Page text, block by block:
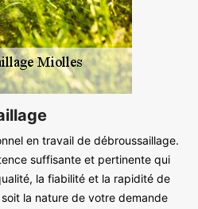
en travail de débroussaillage.
suffisante et pertinente qui
la fiabilité et la rapidité de
la nature de votre demande